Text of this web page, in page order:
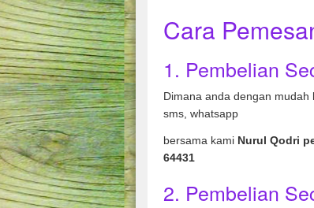
Cara
1. Pembelian
Dimana anda dengan
sms, whatsapp
bersama kami Nurul Qodri
64431
2. Pembelian